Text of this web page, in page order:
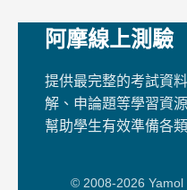
阿摩線上測驗
提供最完整的考試資
解、申論題等學習資源
幫助學生有效準備各
© 2008-2026 Yamol